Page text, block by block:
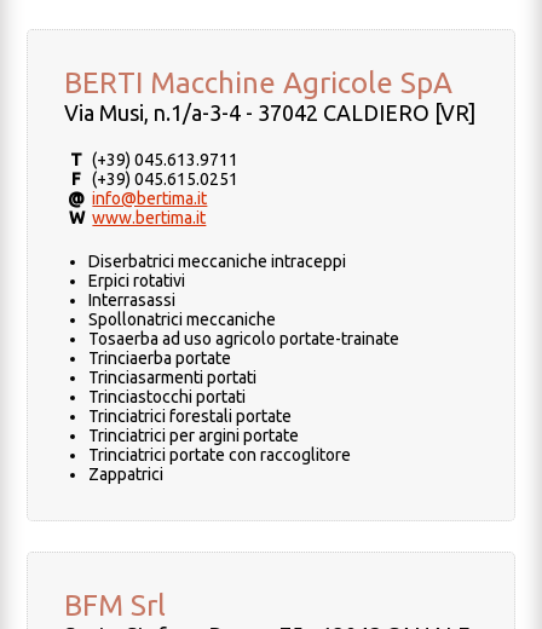
BERTI Macchine Agricole SpA
Via Musi, n.1/a-3-4 - 37042 CALDIERO [VR]
T (+39) 045.613.9711
F (+39) 045.615.0251
@ info@bertima.it
W www.bertima.it
Diserbatrici meccaniche intraceppi
Erpici rotativi
Interrasassi
Spollonatrici meccaniche
Tosaerba ad uso agricolo portate-trainate
Trinciaerba portate
Trinciasarmenti portati
Trinciastocchi portati
Trinciatrici forestali portate
Trinciatrici per argini portate
Trinciatrici portate con raccoglitore
Zappatrici
BFM Srl